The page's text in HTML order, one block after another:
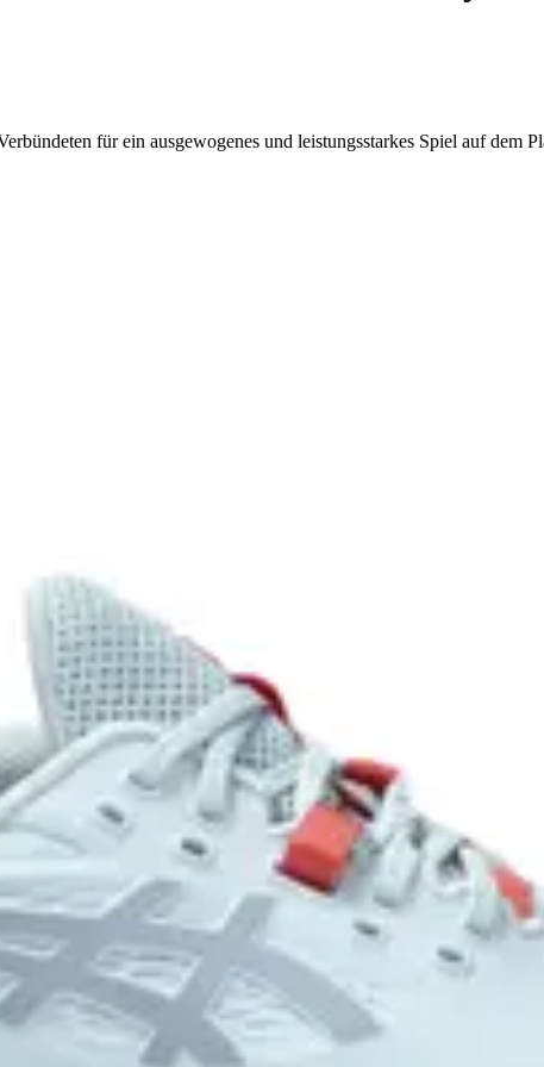
für ein ausgewogenes und leistungsstarkes Spiel auf dem